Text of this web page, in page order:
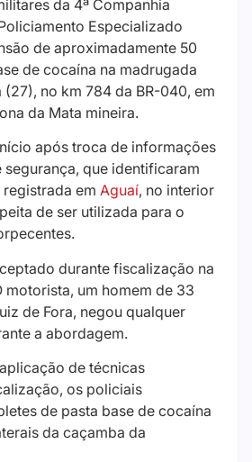
da 4ª Companhia
Especializado
de aproximadamente 50
de cocaína na madrugada
no km 784 da BR-040, em
da Mata mineira.
após troca de informações
que identificaram
em Aguaí, no interior
de ser utilizada para o
durante fiscalização na
motorista, um homem de 33
de Fora, negou qualquer
a abordagem.
de técnicas
os policiais
de pasta base de cocaína
da caçamba da